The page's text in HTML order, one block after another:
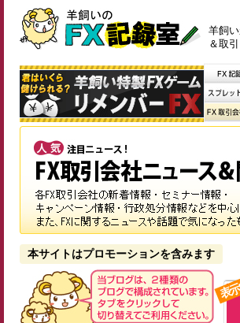
羊飼
＆取
本サイトはプロモーションを含みます
表